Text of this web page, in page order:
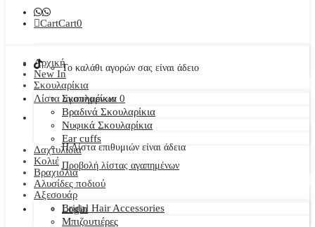
CartCart0
Το καλάθι αγορών σας είναι άδειο
Λίστα αγαπημένων 0
Η Λίστα επιθυμιών είναι άδεια
Προβολή λίστας αγαπημένων
Login
Αρχική
New In
Σκουλαρίκια
Σκουλαρίκια
Βραδινά Σκουλαρίκια
Νυφικά Σκουλαρίκια
Ear cuffs
Δαχτυλίδια
Κολιέ
Βραχιόλια
Αλυσίδες ποδιού
Αξεσουάρ
Bridal Hair Accessories
Μπιζουτιέρες